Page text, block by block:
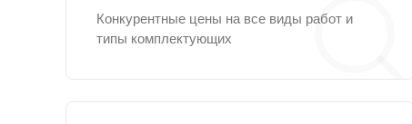
Конкурентные цены на все виды работ и
типы комплектующих